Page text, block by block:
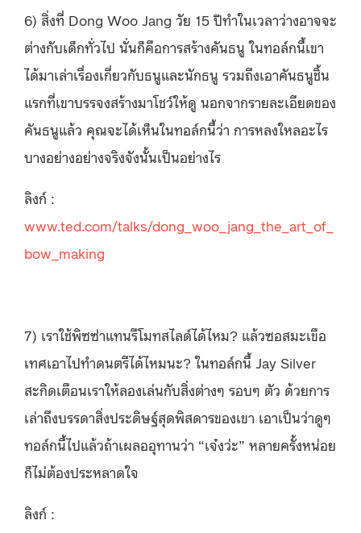
6) สิ่งที่ Dong Woo Jang วัย 15 ปีทำในเวลาว่างอาจจะ
ต่างกับเด็กทั่วไป นั่นก็คือการสร้างคันธนู ในทอล์กนี้เขา
ได้มาเล่าเรื่องเกี่ยวกับธนูและนักธนู รวมถึงเอาคันธนูชิ้น
แรกที่เขาบรรจงสร้างมาโชว์ให้ดู นอกจากรายละเอียดของ
คันธนูแล้ว คุณจะได้เห็นในทอล์กนี้ว่า การหลงใหลอะไร
บางอย่างอย่างจริงจังนั้นเป็นอย่างไร
ลิงก์ :
www.ted.com/talks/dong_woo_jang_the_art_of_
bow_making
7) เราใช้พิซซ่าแทนรีโมทสไลด์ได้ไหม? แล้วซอสมะเขือ
เทศเอาไปทำดนตรีได้ไหมนะ? ในทอล์กนี้ Jay Silver
สะกิดเตือนเราให้ลองเล่นกับสิ่งต่างๆ รอบๆ ตัว ด้วยการ
เล่าถึงบรรดาสิ่งประดิษฐ์สุดพิสดารของเขา เอาเป็นว่าดูๆ
ทอล์กนี้ไปแล้วถ้าเผลออุทานว่า “เจ๋งว่ะ” หลายครั้งหน่อย
ก็ไม่ต้องประหลาดใจ
ลิงก์ :